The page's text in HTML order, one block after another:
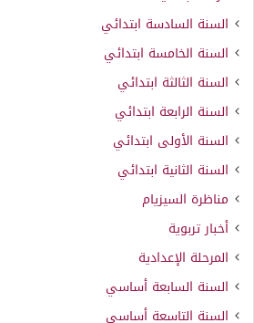
السنة السادسة ابتدائي
السنة الخامسة ابتدائي
السنة الثالثة ابتدائي
السنة الرابعة ابتدائي
السنة الأولى ابتدائي
السنة الثانية ابتدائي
مناظرة السيزيام
أخبار تربوية
المرحلة الإعدادية
السنة السابعة أساسي
السنة التاسعة أساسي